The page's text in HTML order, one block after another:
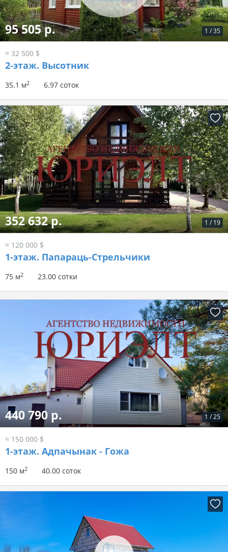
1 /35
95 505 р.
≈ 32 500 $
2-этаж. Высотник
35.1 м2 6.97 соток
1 / 19
352 632 р.
≈ 120 000 $
1-этаж. Папараць-Стрельчики
75 м2 23.00 сотки
1 /25
440 790 р.
≈ 150 000 $
1-этаж. Адпачынак - Гожа
150 м2 40.00 соток